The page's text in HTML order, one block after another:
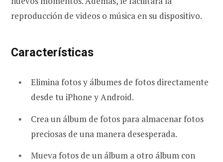
reproducción de videos o música en su dispositivo.
Características
Elimina fotos y álbumes de fotos directamente
desde tu iPhone y Android.
Crea un álbum de fotos para almacenar fotos
preciosas de una manera desesperada.
Mueva fotos de un álbum a otro álbum con